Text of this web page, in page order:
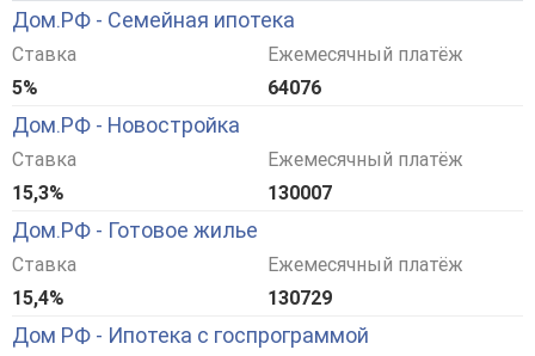
Дом.РФ - Семейная ипотека
Ставка
5%
Ежемесячный платёж
64076
Дом.РФ - Новостройка
Ставка
15,3%
Ежемесячный платёж
130007
Дом.РФ - Готовое жилье
Ставка
15,4%
Ежемесячный платёж
130729
Дом РФ - Ипотека с госпрограммой